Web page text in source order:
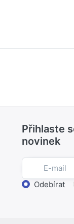
Přihlaste
novinek
Zvolte
Odebírat